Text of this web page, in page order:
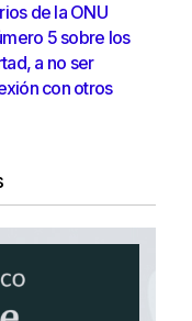
de la ONU
5 sobre los
a no ser
con otros